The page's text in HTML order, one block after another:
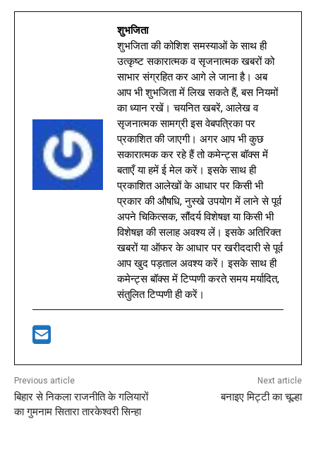
शुभजिता
शुभजिता की कोशिश समस्याओं के साथ ही
उत्कृष्ट सकारात्मक व सृजनात्मक खबरों को
साभार संग्रहित कर आगे ले जाना है। अब
आप भी शुभजिता में लिख सकते हैं, बस नियमों
का ध्यान रखें। चयनित खबरें, आलेख व
सृजनात्मक सामग्री इस वेबपत्रिका पर
प्रकाशित की जाएगी। अगर आप भी कुछ
सकारात्मक कर रहे हैं तो कमेन्ट्स बॉक्स में
बताएँ या हमें ई मेल करें। इसके साथ ही
प्रकाशित आलेखों के आधार पर किसी भी
प्रकार की औषधि, नुस्खे उपयोग में लाने से पूर्व
अपने चिकित्सक, सौंदर्य विशेषज्ञ या किसी भी
विशेषज्ञ की सलाह अवश्य लें। इसके अतिरिक्त
खबरों या ऑफर के आधार पर खरीददारी से पूर्व
आप खुद पड़ताल अवश्य करें। इसके साथ ही
कमेन्ट्स बॉक्स में टिप्पणी करते समय मर्यादित,
संतुलित टिप्पणी ही करें।
Previous article
बिहार से निकला राजनीति के गलियारों
का गुमनाम सितारा तारकेश्वरी सिन्हा
Next article
बनाइए मिट्टी का चूल्हा